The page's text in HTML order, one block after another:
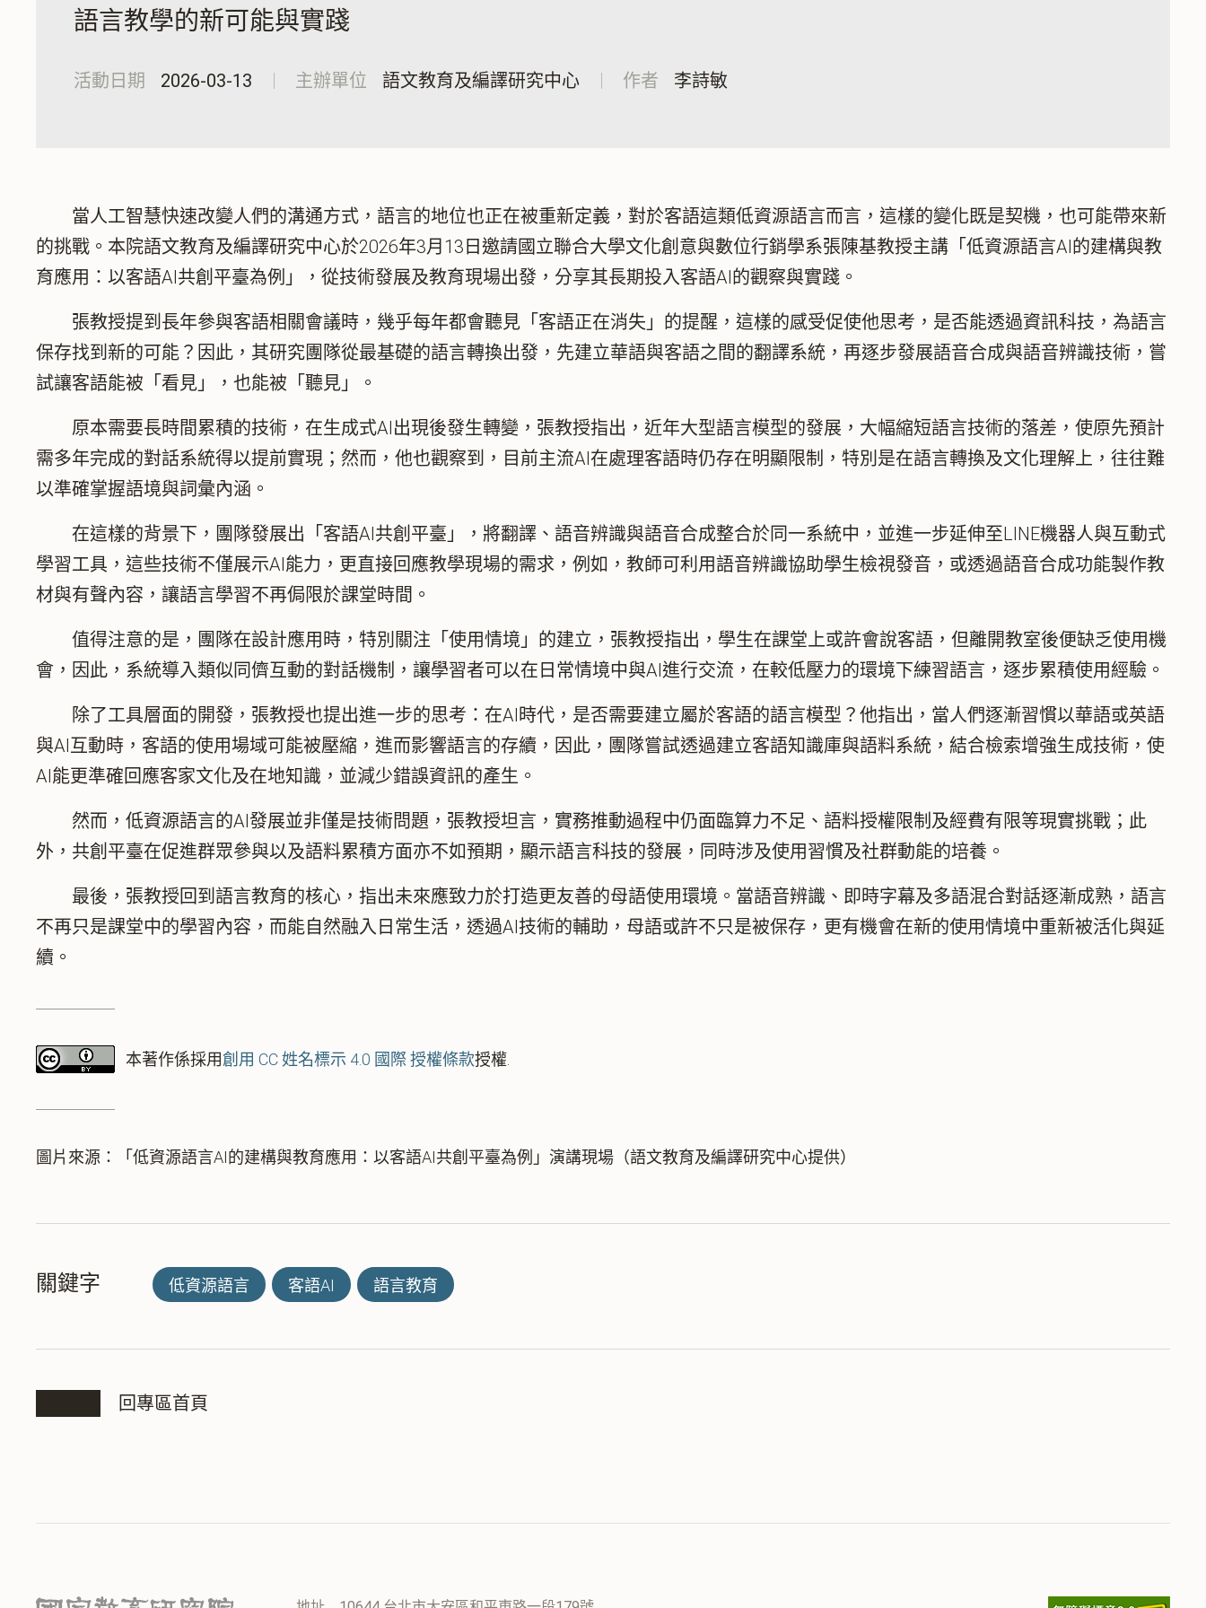
語言教學的新可能與實踐
活動日期 2026-03-13 主辦單位 語文教育及編譯研究中心 作者 李詩敏
當人工智慧快速改變人們的溝通方式，語言的地位也正在被重新定義，對於客語這類低資源語言而言，這樣的變化既是契機，也可能帶來新
的挑戰。本院語文教育及編譯研究中心於2026年3月13日邀請國立聯合大學文化創意與數位行銷學系張陳基教授主講「低資源語言AI的建構與教
育應用：以客語AI共創平臺為例」，從技術發展及教育現場出發，分享其長期投入客語AI的觀察與實踐。
張教授提到長年參與客語相關會議時，幾乎每年都會聽見「客語正在消失」的提醒，這樣的感受促使他思考，是否能透過資訊科技，為語言
保存找到新的可能？因此，其研究團隊從最基礎的語言轉換出發，先建立華語與客語之間的翻譯系統，再逐步發展語音合成與語音辨識技術，嘗
試讓客語能被「看見」，也能被「聽見」。
原本需要長時間累積的技術，在生成式AI出現後發生轉變，張教授指出，近年大型語言模型的發展，大幅縮短語言技術的落差，使原先預計
需多年完成的對話系統得以提前實現；然而，他也觀察到，目前主流AI在處理客語時仍存在明顯限制，特別是在語言轉換及文化理解上，往往難
以準確掌握語境與詞彙內涵。
在這樣的背景下，團隊發展出「客語AI共創平臺」，將翻譯、語音辨識與語音合成整合於同一系統中，並進一步延伸至LINE機器人與互動式
學習工具，這些技術不僅展示AI能力，更直接回應教學現場的需求，例如，教師可利用語音辨識協助學生檢視發音，或透過語音合成功能製作教
材與有聲內容，讓語言學習不再侷限於課堂時間。
值得注意的是，團隊在設計應用時，特別關注「使用情境」的建立，張教授指出，學生在課堂上或許會說客語，但離開教室後便缺乏使用機
會，因此，系統導入類似同儕互動的對話機制，讓學習者可以在日常情境中與AI進行交流，在較低壓力的環境下練習語言，逐步累積使用經驗。
除了工具層面的開發，張教授也提出進一步的思考：在AI時代，是否需要建立屬於客語的語言模型？他指出，當人們逐漸習慣以華語或英語
與AI互動時，客語的使用場域可能被壓縮，進而影響語言的存續，因此，團隊嘗試透過建立客語知識庫與語料系統，結合檢索增強生成技術，使
AI能更準確回應客家文化及在地知識，並減少錯誤資訊的產生。
然而，低資源語言的AI發展並非僅是技術問題，張教授坦言，實務推動過程中仍面臨算力不足、語料授權限制及經費有限等現實挑戰；此
外，共創平臺在促進群眾參與以及語料累積方面亦不如預期，顯示語言科技的發展，同時涉及使用習慣及社群動能的培養。
最後，張教授回到語言教育的核心，指出未來應致力於打造更友善的母語使用環境。當語音辨識、即時字幕及多語混合對話逐漸成熟，語言
不再只是課堂中的學習內容，而能自然融入日常生活，透過AI技術的輔助，母語或許不只是被保存，更有機會在新的使用情境中重新被活化與延
續。
本著作係採用創用 CC 姓名標示 4.0 國際 授權條款授權.
圖片來源：「低資源語言AI的建構與教育應用：以客語AI共創平臺為例」演講現場（語文教育及編譯研究中心提供）
關鍵字 低資源語言 客語AI 語言教育
回專區首頁